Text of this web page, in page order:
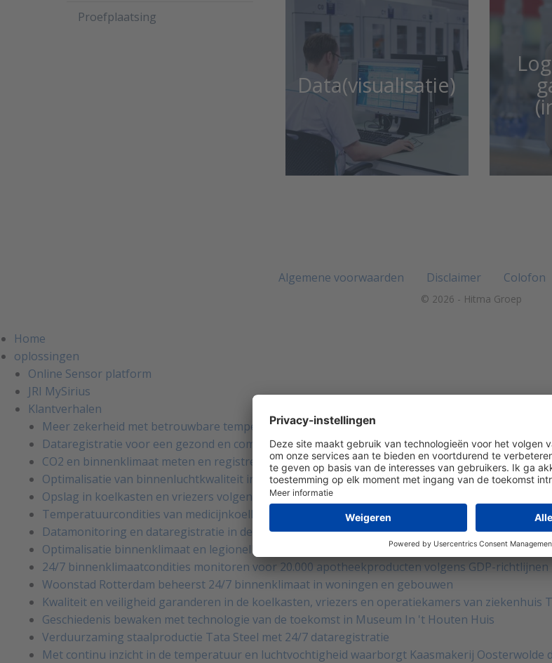
Data(visualisatie)
Proefplaatsing
Algemene voorwaarden Disclaimer Colofon
© 2026 - Hitma Groep
Home
oplossingen
Online Sensor platform
JRI MySirius
Klantverhalen
Meer zekerheid met betrouwbare temperatuurmonitoring op de biofarmaceutische campus van
Dataregistratie voor een gezond en comfortabel binnenklimaat in Hanzehogeschool Groningen
CO2 en binnenklimaat meten en registreren in schoolgebouwen
Optimalisatie van binnenluchtkwaliteit in scholen op Bonaire
Opslag in koelkasten en vriezers volgens de HACCP-regelgeving in Ziekenhuis Delta
Temperatuurcondities van medicijnkoelkasten in het Martini Ziekenhuis
Datamonitoring en dataregistratie in de laboratoria van Eurofins PROXY Laboratories
Optimalisatie binnenklimaat en legionellabewaking met real-time dataregistratie
24/7 binnenklimaatcondities monitoren voor 20.000 apotheekproducten volgens GDP-richtlijnen
Woonstad Rotterdam beheerst 24/7 binnenklimaat in woningen en gebouwen
Kwaliteit en veiligheid garanderen in de koelkasten, vriezers en operatiekamers van ziekenhuis
Geschiedenis bewaken met technologie van de toekomst in Museum In 't Houten Huis
Verduurzaming staalproductie Tata Steel met 24/7 dataregistratie
Met continu inzicht in de temperatuur en luchtvochtigheid waarborgt Kaasmakerij Oosterwolde